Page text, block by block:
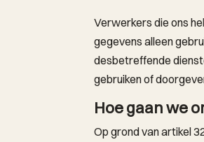
Verwerkers die ons
gegevens alleen
desbetreffende
gebruiken of
Hoe gaan we
Op grond van artikel